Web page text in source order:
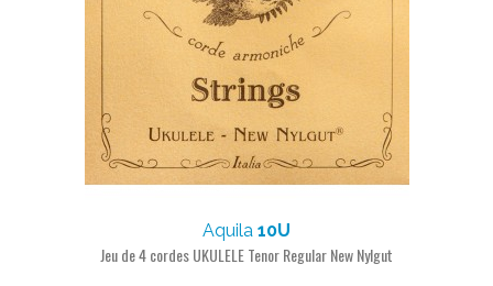
Aquila 10U
Jeu de 4 cordes UKULELE Tenor Regular New Nylgut